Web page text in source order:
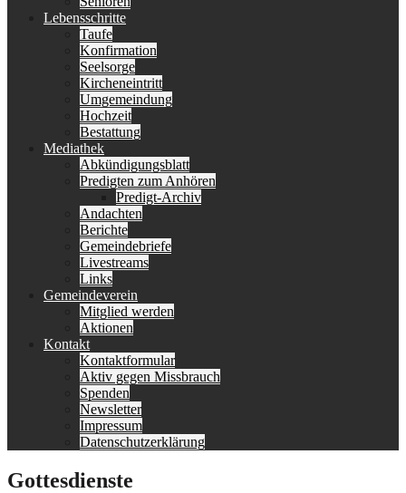
Lebensschritte
Taufe
Konfirmation
Seelsorge
Kircheneintritt
Umgemeindung
Hochzeit
Bestattung
Mediathek
Abkündigungsblatt
Predigten zum Anhören
Predigt-Archiv
Andachten
Berichte
Gemeindebriefe
Livestreams
Links
Gemeindeverein
Mitglied werden
Aktionen
Kontakt
Kontaktformular
Aktiv gegen Missbrauch
Spenden
Newsletter
Impressum
Datenschutzerklärung
Gottesdienste